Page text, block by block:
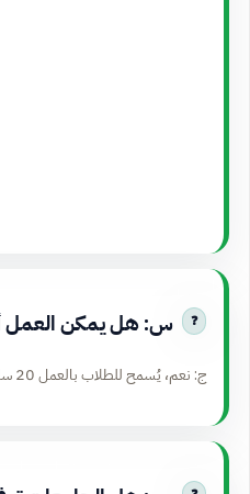
س: هل يمكن العمل
ج: نعم، يُسمح للطلاب بالعمل 20 ساعة أسبوعيًا.